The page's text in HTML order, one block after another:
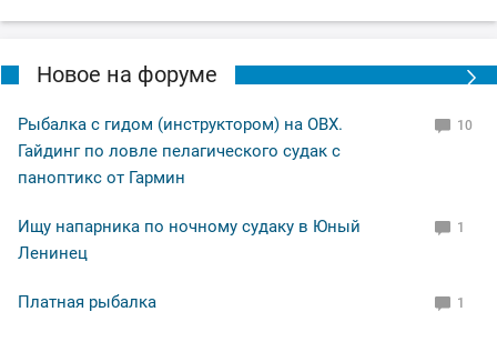
Новое на форуме
Рыбалка с гидом (инструктором) на ОВХ.
Гайдинг по ловле пелагического судак с
паноптикс от Гармин
10
Ищу напарника по ночному судаку в Юный
Ленинец
1
Платная рыбалка 1